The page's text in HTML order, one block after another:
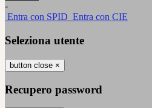
-
Entra con SPID Entra con CIE
Seleziona utente
button close ×
Recupero password